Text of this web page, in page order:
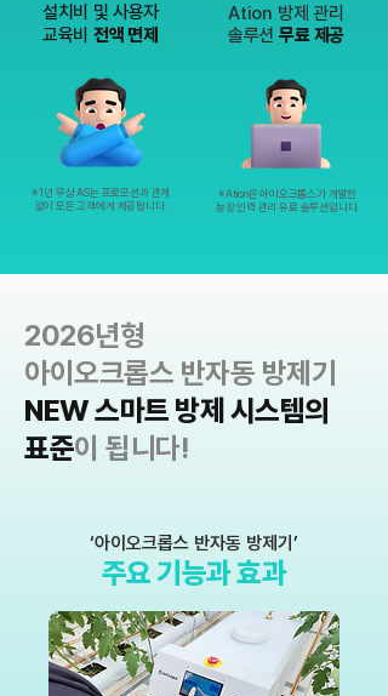
설치비 및 사용자
교육비 전액 면제
※ 1년 무상 AS는 프로모션과 관계
없이 모든 고객에게 제공됩니다.
Ation 방제 관리
솔루션무료 제공
※ Ation은 아이오크롭스가 개발한
농장 인력 관리 유료 솔루션입니다.
2026년형
아이오크롭스 반자동 방제기
NEW 스마트 방제 시스템의
표준이 됩니다!
‘아이오크롭스 반자동 방제기’
주요 기능과 효과